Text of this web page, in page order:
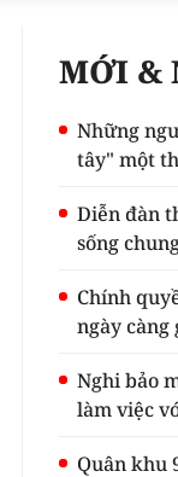
MỚI &
Những
tây" một
Diễn đàn
sống
Chính
ngày càng
Nghi bảo
làm việc
Quân khu